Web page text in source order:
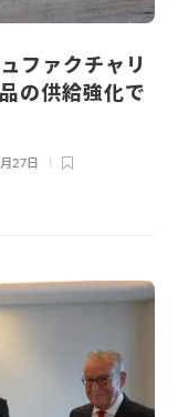
ファクチャリ
の供給強化で
27日